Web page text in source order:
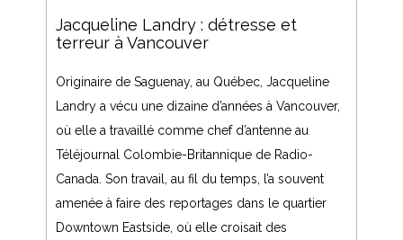
Jacqueline Landry : détresse et
terreur à Vancouver
Originaire de Saguenay, au Québec, Jacqueline
Landry a vécu une dizaine d’années à Vancouver,
où elle a travaillé comme chef d’antenne au
Téléjournal Colombie-Britannique de Radio-
Canada. Son travail, au fil du temps, l’a souvent
amenée à faire des reportages dans le quartier
Downtown Eastside, où elle croisait des